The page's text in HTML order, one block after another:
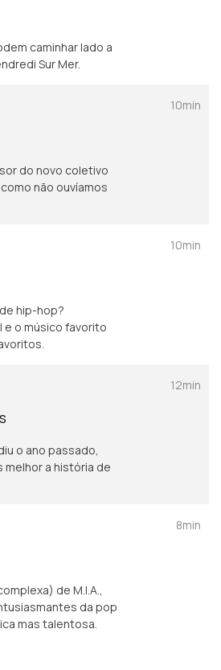
caminhar lado a
Sur Mer.
do novo coletivo
não ouvíamos
10min
hip-hop?
o músico favorito
10min
o ano passado,
a história de
12min
de M.I.A.,
da pop
mas talentosa.
8min